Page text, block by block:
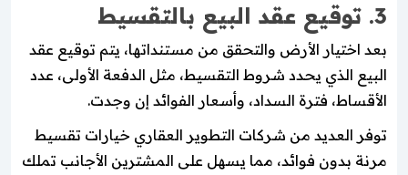
3. توقيع عقد البيع بالتقسيط
بعد اختيار الأرض والتحقق من مستنداتها، يتم توقيع عقد
البيع الذي يحدد شروط التقسيط، مثل الدفعة الأولى، عدد
الأقساط، فترة السداد، وأسعار الفوائد إن وجدت.
توفر العديد من شركات التطوير العقاري خيارات تقسيط
مرنة بدون فوائد، مما يسهل على المشترين الأجانب تملك